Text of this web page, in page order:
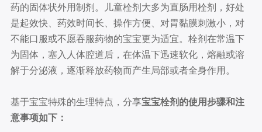
药的固体状外用制剂。儿童栓剂大多为直肠用栓剂，好处
是起效快、药效时间长、操作方便、对胃黏膜刺激小，对
不能口服或不愿吞服药物的宝宝更为适宜。栓剂在常温下
为固体，塞入人体腔道后，在体温下迅速软化，熔融或溶
解于分泌液，逐渐释放药物而产生局部或者全身作用。
基于宝宝特殊的生理特点，分享宝宝栓剂的使用步骤和注
意事项如下：